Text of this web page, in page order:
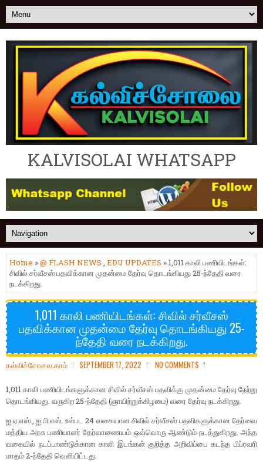
KALVISOLAI WHATSAPP
Home »@ FLASH NEWS , EDU UPDATES » 1,011 காலி பணியிடங்கள்:
சிவில் சர்வீசஸ் பதவிக்கான முதன்மை தேர்வு தொடங்கியது 25-ந்தேதி வரை
நடக்கிறது.
1,011 காலி பணியிடங்கள்: சிவில் சர்வீசஸ்
பதவிக்கான முதன்மை தேர்வு தொடங்கியது 25-
ந்தேதி வரை நடக்கிறது.
கல்விச்சோலை.காம் SEPTEMBER 17, 2022 NO COMMENTS
1,011 காலி பணியிடங்களுக்கான சிவில் சர்வீசஸ் பதவிக்கு முதன்மை தேர்வு நேற்று
தொடங்கியது. வருகிற 25-ந்தேதி (ஞாயிற்றுக்கிழமை) வரை தேர்வு நடக்கிறது.
ஐ.ஏ.எஸ்., ஐ.பி.எஸ். உள்பட 24 வகையான சிவில் சர்வீசஸ் பதவிகளுக்கான தேர்வை
மத்திய அரசு பணியாளர் தேர்வாணையம் ஒவ்வொரு ஆண்டும் நடத்துகிறது. அந்த
வகையில் நடப்பாண்டுக்கான காலி இடங்கள் குறித்த அறிவிப்பை கடந்த பிப்ரவரி
மாதம் 2-ந்தேதி வெளியிட்டது.